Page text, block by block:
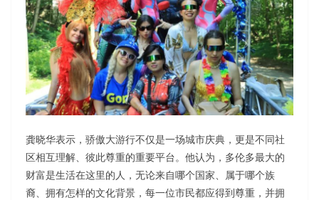
龚晓华表示，骄傲大游行不仅是一场城市庆典，更是不同社
区相互理解、彼此尊重的重要平台。他认为，多伦多最大的
财富是生活在这里的人，无论来自哪个国家、属于哪个族
裔、拥有怎样的文化背景，每一位市民都应得到尊重，并拥